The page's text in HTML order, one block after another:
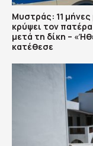
Μυστράς: 11
κρύψει τον
μετά τη δίκη –
κατέθεσε